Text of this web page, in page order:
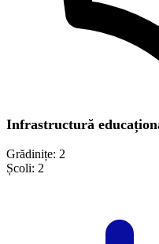
Infrastructură
Grădinițe: 2
Școli: 2